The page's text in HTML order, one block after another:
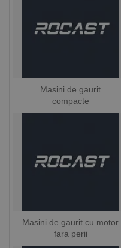
Masini de gaurit
compacte
Masini de gaurit cu motor
fara perii